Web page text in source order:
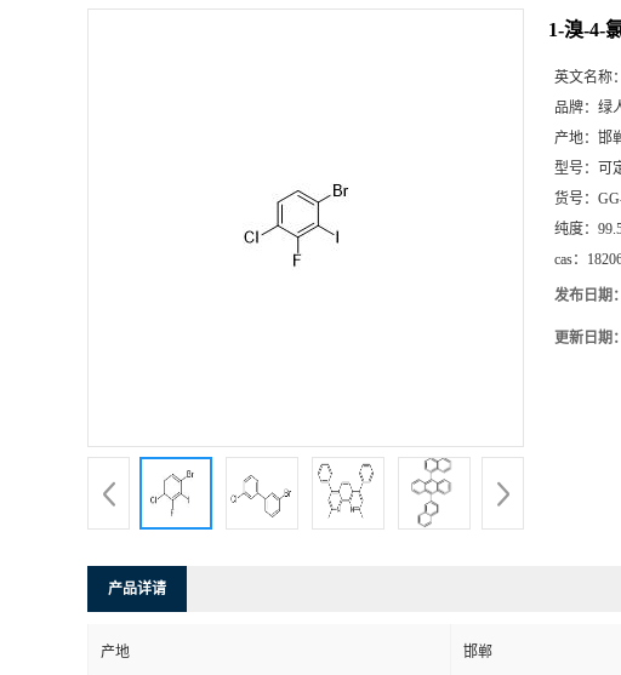
1-溴-4-
英文名称：
品牌： 绿
产地： 邯
型号：
可
货号：
纯度：
cas：
发布日期：
更新日期：
产品详请
产地 邯郸